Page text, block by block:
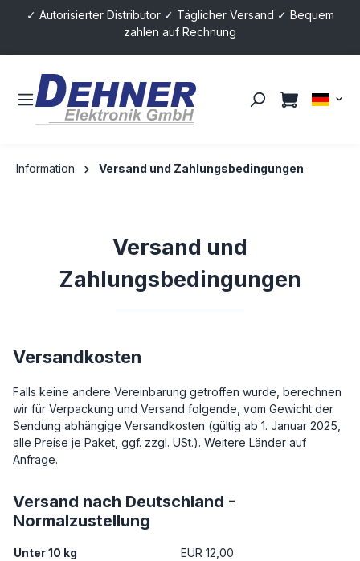
springen
✓ Autorisierter Distributor ✓ Täglicher Versand ✓ Bequem
zahlen auf Rechnung
Information Versand und Zahlungsbedingungen
Versand und
Zahlungsbedingungen
Versandkosten
Falls keine andere Vereinbarung getroffen wurde, berechnen
wir für Verpackung und Versand folgende, vom Gewicht der
Sendung abhängige Versandkosten (gültig ab 1. Januar 2025,
alle Preise je Paket, ggf. zzgl. USt.). Weitere Länder auf
Anfrage.
Versand nach Deutschland -
Normalzustellung
Unter 10 kg
EUR 12,00